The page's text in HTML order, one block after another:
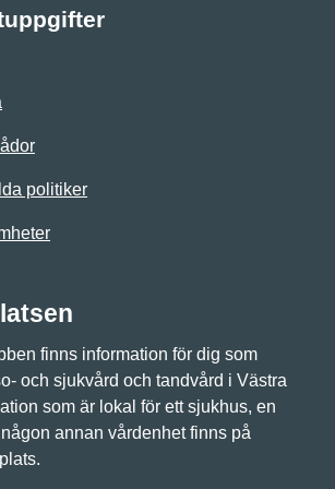
politiker
finns information för dig som
och sjukvård och tandvård i Västra
som är lokal för ett sjukhus, en
annan vårdenhet finns på